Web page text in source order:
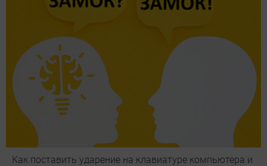
Как поставить ударение на клавиатуре компьютера и